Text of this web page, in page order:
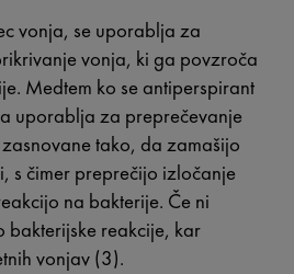
vonja, se uporablja za
vonja, ki ga povzroča
Medtem ko se antiperspirant
uporablja za preprečevanje
tako, da zamašijo
s čimer preprečijo izločanje
na bakterije. Če ni
reakcije, kar
vonjav (3).